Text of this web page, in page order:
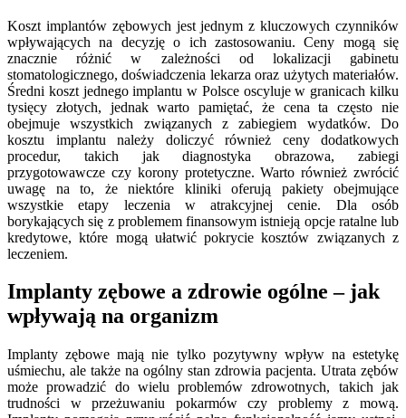
Koszt implantów zębowych jest jednym z kluczowych czynników
wpływających na decyzję o ich zastosowaniu. Ceny mogą się
znacznie różnić w zależności od lokalizacji gabinetu
stomatologicznego, doświadczenia lekarza oraz użytych materiałów.
Średni koszt jednego implantu w Polsce oscyluje w granicach kilku
tysięcy złotych, jednak warto pamiętać, że cena ta często nie
obejmuje wszystkich związanych z zabiegiem wydatków. Do
kosztu implantu należy doliczyć również ceny dodatkowych
procedur, takich jak diagnostyka obrazowa, zabiegi
przygotowawcze czy korony protetyczne. Warto również zwrócić
uwagę na to, że niektóre kliniki oferują pakiety obejmujące
wszystkie etapy leczenia w atrakcyjnej cenie. Dla osób
borykających się z problemem finansowym istnieją opcje ratalne lub
kredytowe, które mogą ułatwić pokrycie kosztów związanych z
leczeniem.
Implanty zębowe a zdrowie ogólne – jak
wpływają na organizm
Implanty zębowe mają nie tylko pozytywny wpływ na estetykę
uśmiechu, ale także na ogólny stan zdrowia pacjenta. Utrata zębów
może prowadzić do wielu problemów zdrowotnych, takich jak
trudności w przeżuwaniu pokarmów czy problemy z mową.